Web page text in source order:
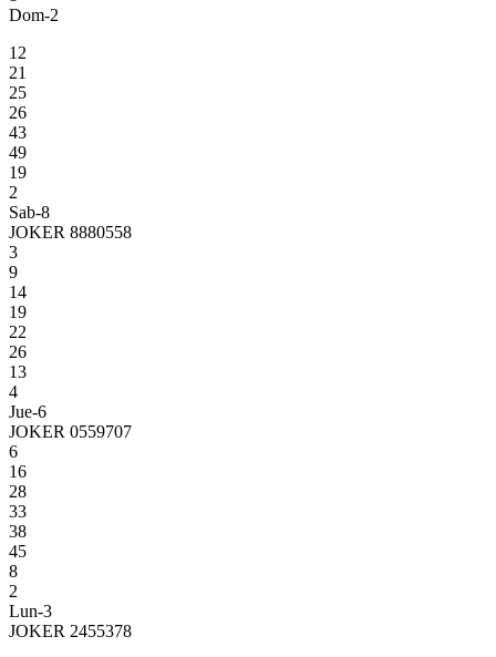
Dom-2
12
21
25
26
43
49
19
2
Sab-8
JOKER 8880558
3
9
14
19
22
26
13
4
Jue-6
JOKER 0559707
6
16
28
33
38
45
8
2
Lun-3
JOKER 2455378